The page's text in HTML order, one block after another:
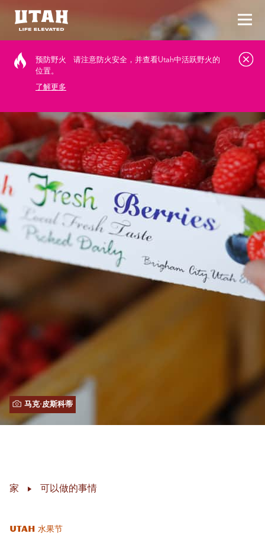
切换
预防野火
请注意防火安全，并查看Utah中活跃野火的
位置。
了解更多
马克·皮斯科蒂
家 可以做的事情
Utah 水果节